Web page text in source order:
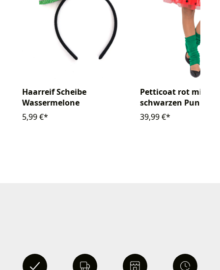
Haarreif Scheibe
Wassermelone
5,99 €*
Petticoat rot mit
schwarzen Punkten
39,99 €*